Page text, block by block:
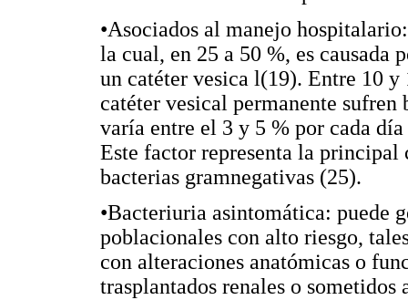
•Asociados al manejo
la cual, en 25 a 50 %, es causada
un catéter vesica l(19). Entre 10
catéter vesical permanente
varía entre el 3 y 5 % por cada
Este factor representa la
bacterias gramnegativas (25).
•Bacteriuria asintomática: puede
poblacionales con alto riesgo,
con alteraciones anatómicas o
trasplantados renales o